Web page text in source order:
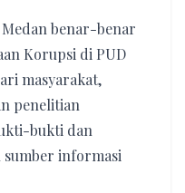
benar-benar
Korupsi di PUD
masyarakat,
penelitian
bukti dan
sumber informasi